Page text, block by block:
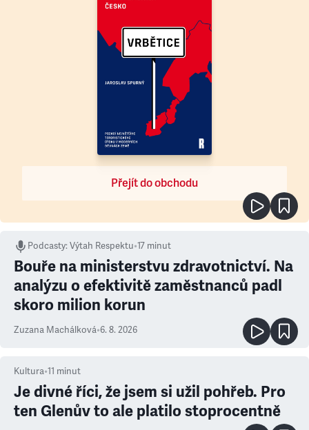
Přejít do obchodu
Podcasty:Výtah Respektu•17 minut
Bouře na ministerstvu zdravotnictví. Na
analýzu o efektivitě zaměstnanců padl
skoro milion korun
Zuzana Machálková•6. 8. 2026
Kultura•11 minut
Je divné říci, že jsem si užil pohřeb. Pro
ten Glenův to ale platilo stoprocentně